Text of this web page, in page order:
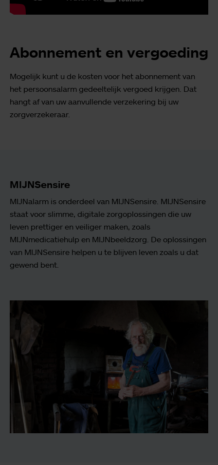
Abonnement en vergoeding
Mogelijk kunt u de kosten voor het abonnement van
het persoonsalarm gedeeltelijk vergoed krijgen. Dat
hangt af van uw aanvullende verzekering bij uw
zorgverzekeraar.
MIJNSensire
MIJNalarm is onderdeel van MIJNSensire. MIJNSensire
staat voor slimme, digitale zorgoplossingen die uw
leven prettiger en veiliger maken, zoals
MIJNmedicatiehulp en MIJNbeeldzorg. De oplossingen
van MIJNSensire helpen u te blijven leven zoals u dat
gewend bent.